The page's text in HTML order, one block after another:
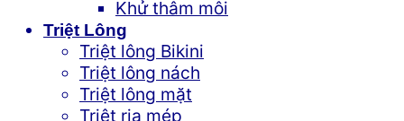
Khử thâm môi
Triệt Lông
Triệt lông Bikini
Triệt lông nách
Triệt lông mặt
Triệt ria mép